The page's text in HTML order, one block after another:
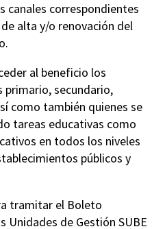
canales correspondientes
alta y/o renovación del
al beneficio los
primario, secundario,
como también quienes se
tareas educativas como
en todos los niveles
públicos y
tramitar el Boleto
Unidades de Gestión SUBE